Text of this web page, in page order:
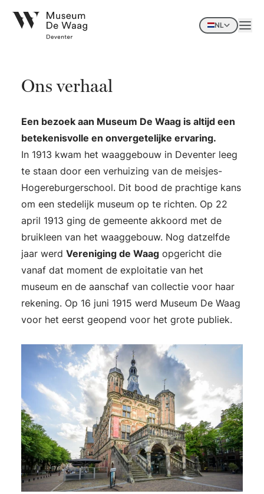
NL
Ons verhaal
Een bezoek aan Museum De Waag is altijd een
betekenisvolle en onvergetelijke ervaring.
In 1913 kwam het waaggebouw in Deventer leeg
te staan door een verhuizing van de meisjes-
Hogereburgerschool. Dit bood de prachtige kans
om een stedelijk museum op te richten. Op 22
april 1913 ging de gemeente akkoord met de
bruikleen van het waaggebouw. Nog datzelfde
jaar werd Vereniging de Waag opgericht die
vanaf dat moment de exploitatie van het
museum en de aanschaf van collectie voor haar
rekening. Op 16 juni 1915 werd Museum De Waag
voor het eerst geopend voor het grote publiek.